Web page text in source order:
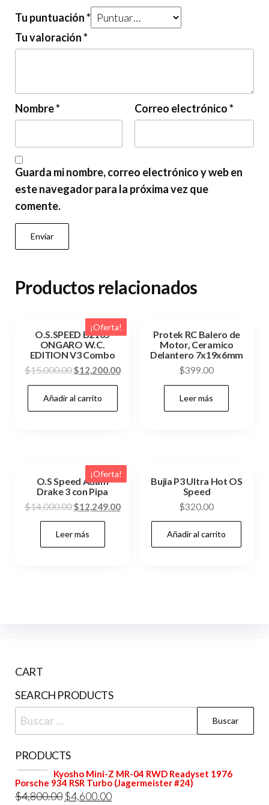
Tu puntuación*
Tu valoración*
Nombre* Correo electrónico*
Guarda mi nombre, correo electrónico y web en
este navegador para la próxima vez que
comente.
Productos relacionados
¡Oferta!
O.S.SPEED B2105
ONGARO W.C.
EDITION V3 Combo
$15,000.00El
precio
original
era:
$12,200.00El
Añadir al carrito
Protek RC Balero de
Motor, Ceramico
Delantero 7x19x6mm
$399.00
Leer más
¡Oferta!
O.S Speed Adam
Drake 3 con Pipa
$14,000.00El
precio
original
era:
$12,249.00El
Leer más
Bujia P3 Ultra Hot OS
Speed
$320.00
Añadir al carrito
CART
SEARCH PRODUCTS
Buscar:
PRODUCTS
Kyosho Mini-Z MR-04 RWD Readyset 1976
Porsche 934 RSR Turbo (Jagermeister #24)
$4,800.00 El
$4,600.00El